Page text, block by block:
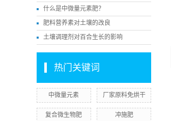
什么是中微量元素肥？
肥料营养素对土壤的改良
土壤调理剂对百合生长的影响
热门关键词
中微量元素 厂家原料免烘干
复合微生物肥 冲施肥